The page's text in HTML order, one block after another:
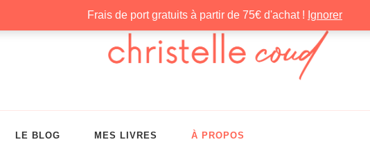
Frais de port gratuits à partir de 75€ d'achat ! Ignorer
LE BLOG MES LIVRES À PROPOS